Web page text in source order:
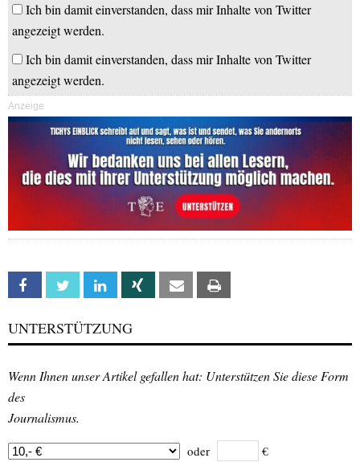
Ich bin damit einverstanden, dass mir Inhalte von Twitter
angezeigt werden.
Ich bin damit einverstanden, dass mir Inhalte von Twitter
angezeigt werden.
Anzeige
Facebook Twitter Linkedin Xing Email
UNTERSTÜTZUNG
Wenn Ihnen unser Artikel gefallen hat: Unterstützen Sie diese Form
des
Journalismus.
oder €